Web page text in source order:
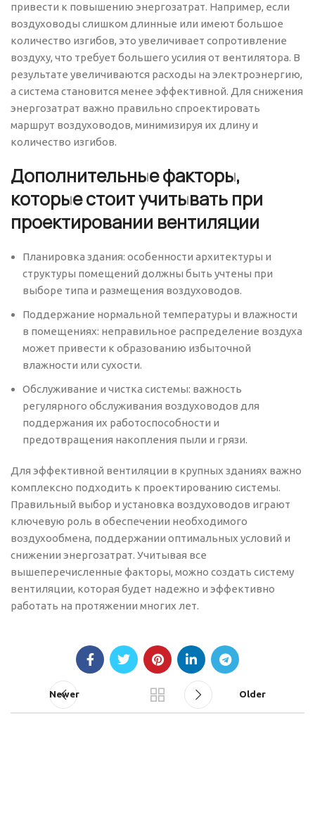
привести к повышению энергозатрат. Например, если
воздуховоды слишком длинные или имеют большое
количество изгибов, это увеличивает сопротивление
воздуху, что требует большего усилия от вентилятора. В
результате увеличиваются расходы на электроэнергию,
а система становится менее эффективной. Для снижения
энергозатрат важно правильно спроектировать
маршрут воздуховодов, минимизируя их длину и
количество изгибов.
Дополнительные факторы,
которые стоит учитывать при
проектировании вентиляции
Планировка здания: особенности архитектуры и
структуры помещений должны быть учтены при
выборе типа и размещения воздуховодов.
Поддержание нормальной температуры и влажности
в помещениях: неправильное распределение воздуха
может привести к образованию избыточной
влажности или сухости.
Обслуживание и чистка системы: важность
регулярного обслуживания воздуховодов для
поддержания их работоспособности и
предотвращения накопления пыли и грязи.
Для эффективной вентиляции в крупных зданиях важно
комплексно подходить к проектированию системы.
Правильный выбор и установка воздуховодов играют
ключевую роль в обеспечении необходимого
воздухообмена, поддержании оптимальных условий и
снижении энергозатрат. Учитывая все
вышеперечисленные факторы, можно создать систему
вентиляции, которая будет надежно и эффективно
работать на протяжении многих лет.
Newer Older